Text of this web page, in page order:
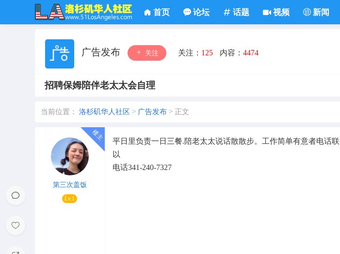
首页 论坛 话题 视频 新闻
广告发布 关注 关注： 125 内容： 4474
招聘保姆陪伴老太太会自理
当前位置： 洛杉矶华人社区 > 广告发布 > 正文
第三次盖饭
Lv.1
平日里负责一日三餐.陪老太太说话散散步。工作简单有意者电话
以
电话341-240-7327